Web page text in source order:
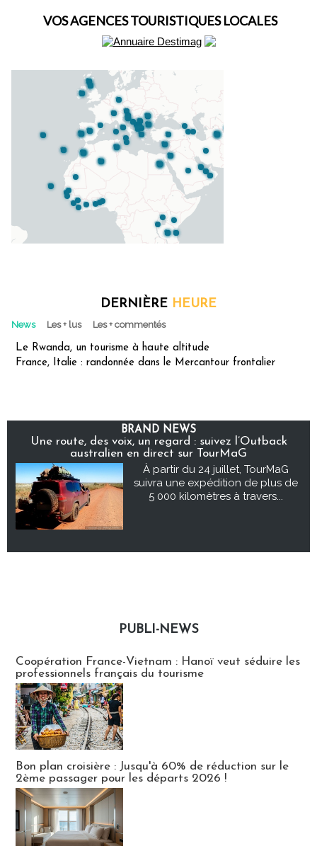
VOS AGENCES TOURISTIQUES LOCALES
DERNIÈRE HEURE
News Les + lus Les + commentés
Le Rwanda, un tourisme à haute altitude
France, Italie : randonnée dans le Mercantour frontalier
BRAND NEWS
Une route, des voix, un regard : suivez l’Outback
australien en direct sur TourMaG
À partir du 24 juillet, TourMaG
suivra une expédition de plus de
5 000 kilomètres à travers...
PUBLI-NEWS
Coopération France-Vietnam : Hanoï veut séduire les
professionnels français du tourisme
Bon plan croisière : Jusqu'à 60% de réduction sur le
2ème passager pour les départs 2026 !